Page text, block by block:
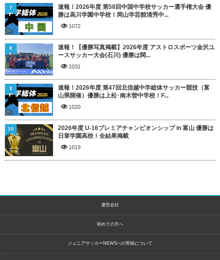
速報！2026年度 第58回中国中学校サッカー選手権大会 優
勝は高川学園中学校！岡山学芸館清秀中...
1072
7
速報！【優勝写真掲載】2026年度 アストロスポーツ金沢ユ
ースサッカー大会(石川) 優勝は関...
1031
8
速報！2026年度 第47回北信越中学総体サッカー競技（富
山県開催）優勝は上松･南木曽中学校！F...
1020
9
2026年度 U-16プレミアチャンピオンシップ in 富山 優勝は
日章学園高校！全結果掲載
1019
10
運営会社
初めての方へ
ジュニアサッカーNEWSへの寄稿について